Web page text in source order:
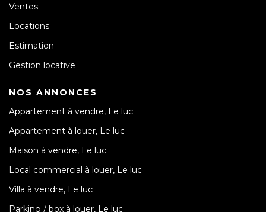
Ventes
Locations
Estimation
Gestion locative
NOS ANNONCES
Appartement à vendre, Le luc
Appartement à louer, Le luc
Maison à vendre, Le luc
Local commercial à louer, Le luc
Villa à vendre, Le luc
Parking / box à louer, Le luc